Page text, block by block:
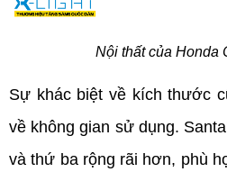
Nội thất của Honda
Sự khác biệt về kích thước
về không gian sử dụng.
và thứ ba rộng rãi hơn, phù